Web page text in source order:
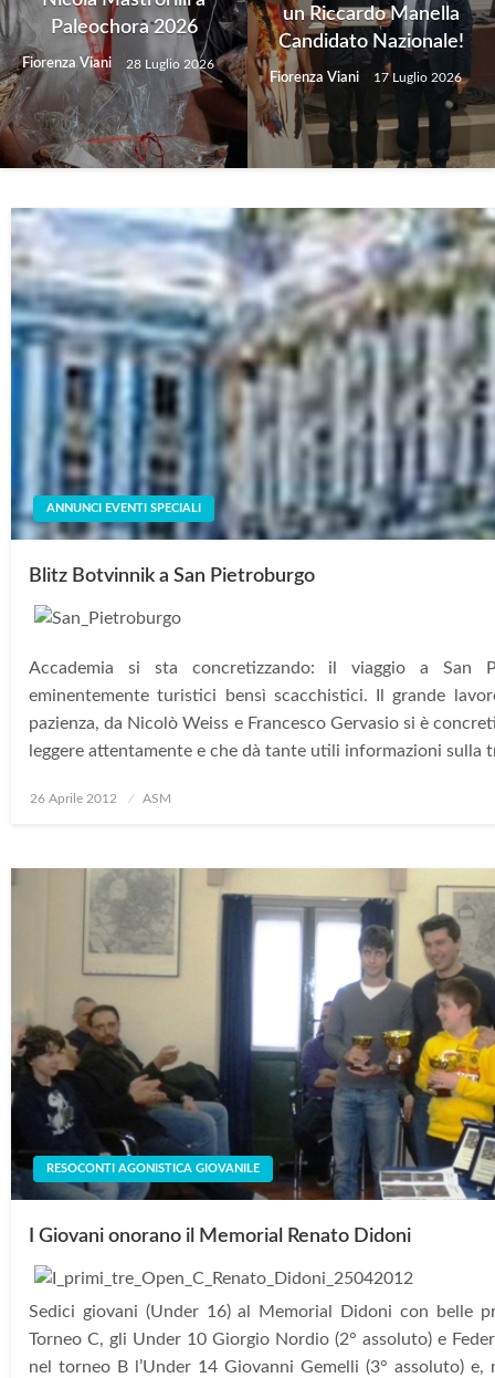
Paleochora 2026
Fiorenza Viani 28 Luglio 2026
un Riccardo Manella
Candidato Nazionale!
Fiorenza Viani 17 Luglio 2026
ANNUNCI EVENTI SPECIALI
Blitz Botvinnik a San Pietroburgo
Accademia si sta concretizzando: il viaggio a San
eminentemente turistici bensì scacchistici. Il grande
pazienza, da Nicolò Weiss e Francesco Gervasio si è
leggere attentamente e che dà tante utili informazioni sulla
Posted
26 Aprile 2012 ASM
RESOCONTI AGONISTICA GIOVANILE
I Giovani onorano il Memorial Renato Didoni
Sedici giovani (Under 16) al Memorial Didoni con belle
Torneo C, gli Under 10 Giorgio Nordio (2° assoluto) e
nel torneo B l’Under 14 Giovanni Gemelli (3° assoluto) e,